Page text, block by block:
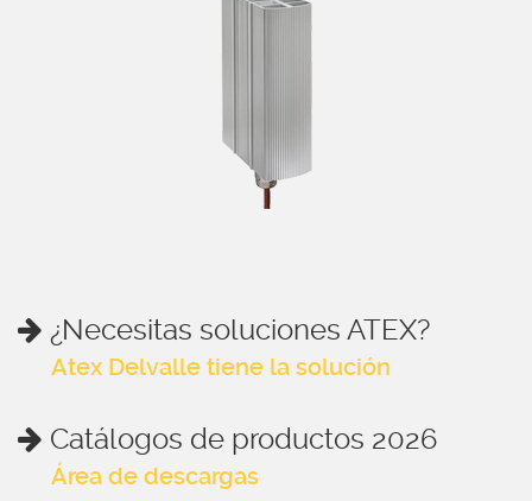
¿Necesitas soluciones ATEX?
Atex Delvalle tiene la solución
Catálogos de productos 2026
Área de descargas